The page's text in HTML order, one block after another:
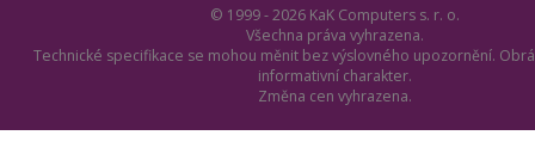
© 1999 - 2026 KaK Computers s. r. o.
Všechna práva vyhrazena.
Technické specifikace se mohou měnit bez výslovného upozornění.
informativní charakter.
Změna cen vyhrazena.